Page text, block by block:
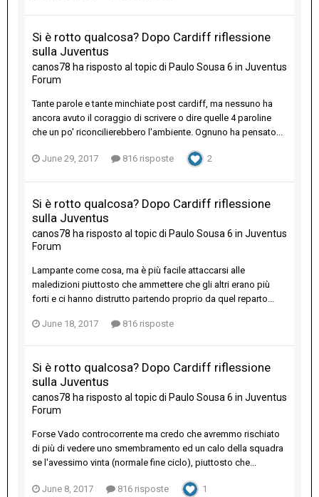
Si è rotto qualcosa? Dopo Cardiff riflessione
sulla Juventus
canos78 ha risposto al topic di Paulo Sousa 6 in Juventus
Forum
Tante parole e tante minchiate post cardiff, ma nessuno ha
ancora avuto il coraggio di scrivere o dire quelle 4 paroline
che un po' riconcilierebbero l'ambiente. Ognuno ha pensato...
June 29, 2017 816 risposte 2
Si è rotto qualcosa? Dopo Cardiff riflessione
sulla Juventus
canos78 ha risposto al topic di Paulo Sousa 6 in Juventus
Forum
Lampante come cosa, ma è più facile attaccarsi alle
maledizioni piuttosto che ammettere che gli altri erano più
forti e ci hanno distrutto partendo proprio da quel reparto...
June 18, 2017 816 risposte
Si è rotto qualcosa? Dopo Cardiff riflessione
sulla Juventus
canos78 ha risposto al topic di Paulo Sousa 6 in Juventus
Forum
Forse Vado controcorrente ma credo che avremmo rischiato
di più di vedere uno smembramento ed un calo della squadra
se l'avessimo vinta (normale fine ciclo), piuttosto che...
June 8, 2017 816 risposte 1